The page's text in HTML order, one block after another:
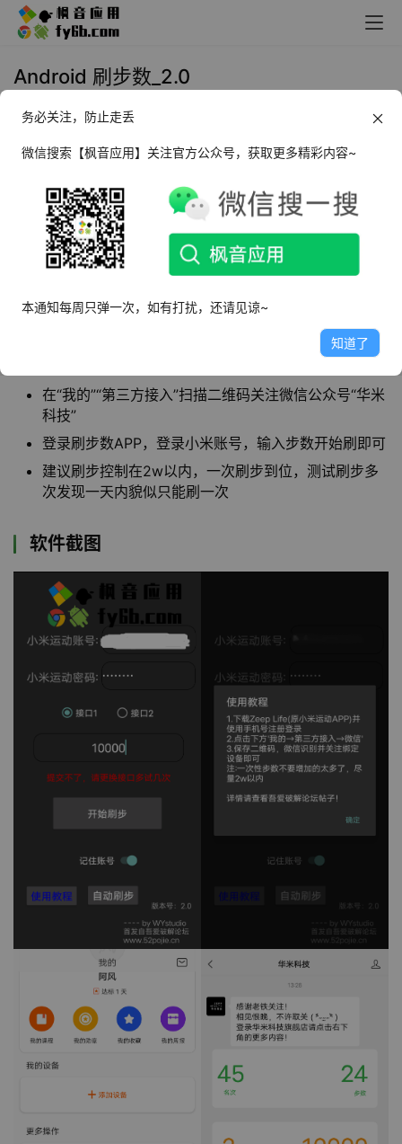
Android 刷步数_2.0
2022年3月27日 13:58
米运动APP第三方接口绑定微信运动，再刷步数以
同步数据。
需要搭配Zeep Life（原小米运动APP）各大应用商店
在“我的”“第三方接入”扫描二维码关注微信公众号“华米
科技”
登录刷步数APP，登录小米账号，输入步数开始刷即可
建议刷步控制在2w以内，一次刷步到位，测试刷步多
次发现一天内貌似只能刷一次
软件截图
务必关注，防止走丢
微信搜索【枫音应用】关注官方公众号，获取更多精彩内容~
本通知每周只弹一次，如有打扰，还请见谅~
知道了